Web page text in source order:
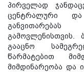
პირველად
ცენტრალური და
გამოვლენისთვის.
გააცნო
წარმატებით
მიმდინარეობა და